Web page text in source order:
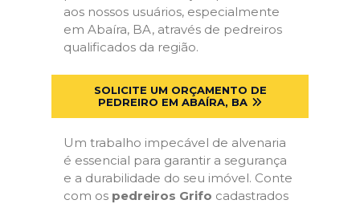
aos nossos usuários, especialmente
em Abaíra, BA, através de pedreiros
qualificados da região.
SOLICITE UM ORÇAMENTO DE
PEDREIRO EM ABAÍRA, BA
Um trabalho impecável de alvenaria
é essencial para garantir a segurança
e a durabilidade do seu imóvel. Conte
com os pedreiros Grifo cadastrados